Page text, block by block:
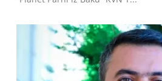
Kriminal